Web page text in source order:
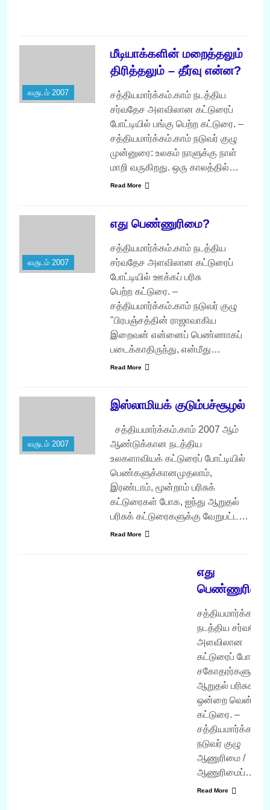
வருடம் 2007
மீடியாக்களின் மறைத்தலும்
திரித்தலும் – தீர்வு என்ன?
சத்தியமார்க்கம்.காம் நடத்திய
சர்வதேச அளவிலான கட்டுரைப்
போட்டியில் பங்கு பெற்ற கட்டுரை. –
சத்தியமார்க்கம்.காம் நடுவர் குழு
முன்னுரை: உலகம் நாளுக்கு நாள்
மாறி வருகிறது. ஒரு காலத்தில்…
Read More
வருடம் 2007
எது பெண்ணுரிமை?
சத்தியமார்க்கம்.காம் நடத்திய
சர்வதேச அளவிலான கட்டுரைப்
போட்டியில் ஊக்கப் பரிசு
பெற்ற கட்டுரை. –
சத்தியமார்க்கம்.காம் நடுவர் குழு
"பிரபஞ்சத்தின் ராஜாவாகிய
இறைவன் என்னைப் பெண்ணாகப்
படைக்காதிருந்து, என்மீது…
Read More
வருடம் 2007
இஸ்லாமியக் குடும்பச்சூழல்
சத்தியமார்க்கம்.காம் 2007 ஆம்
ஆண்டுக்கான நடத்திய
உலகளாவியக் கட்டுரைப் போட்டியில்
பெண்களுக்கானமுதலாம்,
இரண்டாம், மூன்றாம் பரிசுக்
கட்டுரைகள் போக, ஐந்து ஆறுதல்
பரிசுக் கட்டுரைகளுக்கு வேறுபட்ட…
Read More
எது
நடத்திய சர்வதேச
அளவிலான
கட்டுரைப்
ஆறுதல் பரிசுகளில்
ஒன்றை வென்ற
கட்டுரை. –
நடுவர் குழு
ஆணுரிமை /
ஆணுரிமைப்…
Read More